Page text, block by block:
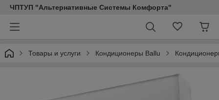
ЧПТУП "Альтернативные Системы Комфорта"
Товары и услуги Кондиционеры Ballu